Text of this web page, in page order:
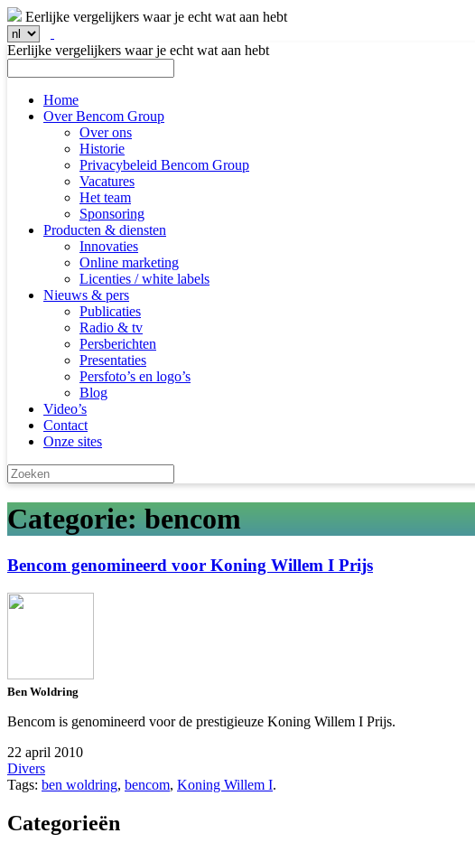
Eerlijke vergelijkers waar je echt wat aan hebt
Eerlijke vergelijkers waar je echt wat aan hebt
Home
Over Bencom Group
Over ons
Historie
Privacybeleid Bencom Group
Vacatures
Het team
Sponsoring
Producten & diensten
Innovaties
Online marketing
Licenties / white labels
Nieuws & pers
Publicaties
Radio & tv
Persberichten
Presentaties
Persfoto’s en logo’s
Blog
Video’s
Contact
Onze sites
Categorie: bencom
Bencom genomineerd voor Koning Willem I Prijs
Ben Woldring
Bencom is genomineerd voor de prestigieuze Koning Willem I Prijs.
22 april 2010
Divers
Tags: ben woldring, bencom, Koning Willem I.
Categorieën